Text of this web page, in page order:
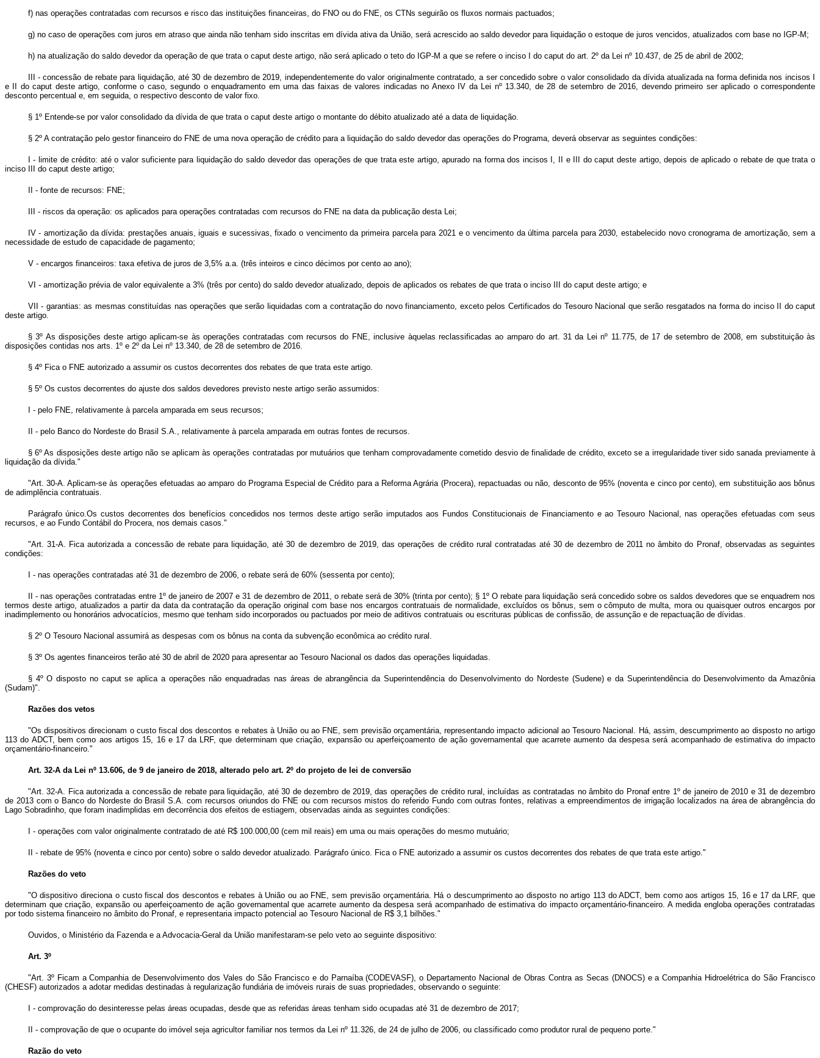
f) nas operações contratadas com recursos e risco das instituições financeiras, do FNO ou do FNE, os CTNs seguirão os fluxos normais pactuados;
g) no caso de operações com juros em atraso que ainda não tenham sido inscritas em dívida ativa da União, será acrescido ao saldo devedor para liquidação o estoque de juros vencidos, atualizados com base no IGP-M;
h) na atualização do saldo devedor da operação de que trata o caput deste artigo, não será aplicado o teto do IGP-M a que se refere o inciso I do caput do art. 2º da Lei nº 10.437, de 25 de abril de 2002;
III - concessão de rebate para liquidação, até 30 de dezembro de 2019, independentemente do valor originalmente contratado, a ser concedido sobre o valor consolidado da dívida atualizada na forma definida nos incisos I
e II do caput deste artigo, conforme o caso, segundo o enquadramento em uma das faixas de valores indicadas no Anexo IV da Lei nº 13.340, de 28 de setembro de 2016, devendo primeiro ser aplicado o correspondente
desconto percentual e, em seguida, o respectivo desconto de valor fixo.
§ 1º Entende-se por valor consolidado da dívida de que trata o caput deste artigo o montante do débito atualizado até a data de liquidação.
§ 2º A contratação pelo gestor financeiro do FNE de uma nova operação de crédito para a liquidação do saldo devedor das operações do Programa, deverá observar as seguintes condições:
I - limite de crédito: até o valor suficiente para liquidação do saldo devedor das operações de que trata este artigo, apurado na forma dos incisos I, II e III do caput deste artigo, depois de aplicado o rebate de que trata o
inciso III do caput deste artigo;
II - fonte de recursos: FNE;
III - riscos da operação: os aplicados para operações contratadas com recursos do FNE na data da publicação desta Lei;
IV - amortização da dívida: prestações anuais, iguais e sucessivas, fixado o vencimento da primeira parcela para 2021 e o vencimento da última parcela para 2030, estabelecido novo cronograma de amortização, sem a
necessidade de estudo de capacidade de pagamento;
V - encargos financeiros: taxa efetiva de juros de 3,5% a.a. (três inteiros e cinco décimos por cento ao ano);
VI - amortização prévia de valor equivalente a 3% (três por cento) do saldo devedor atualizado, depois de aplicados os rebates de que trata o inciso III do caput deste artigo; e
VII - garantias: as mesmas constituídas nas operações que serão liquidadas com a contratação do novo financiamento, exceto pelos Certificados do Tesouro Nacional que serão resgatados na forma do inciso II do caput
deste artigo.
§ 3º As disposições deste artigo aplicam-se às operações contratadas com recursos do FNE, inclusive àquelas reclassificadas ao amparo do art. 31 da Lei nº 11.775, de 17 de setembro de 2008, em substituição às
disposições contidas nos arts. 1º e 2º da Lei nº 13.340, de 28 de setembro de 2016.
§ 4º Fica o FNE autorizado a assumir os custos decorrentes dos rebates de que trata este artigo.
§ 5º Os custos decorrentes do ajuste dos saldos devedores previsto neste artigo serão assumidos:
I - pelo FNE, relativamente à parcela amparada em seus recursos;
II - pelo Banco do Nordeste do Brasil S.A., relativamente à parcela amparada em outras fontes de recursos.
§ 6º As disposições deste artigo não se aplicam às operações contratadas por mutuários que tenham comprovadamente cometido desvio de finalidade de crédito, exceto se a irregularidade tiver sido sanada previamente à
liquidação da dívida."
"Art. 30-A. Aplicam-se às operações efetuadas ao amparo do Programa Especial de Crédito para a Reforma Agrária (Procera), repactuadas ou não, desconto de 95% (noventa e cinco por cento), em substituição aos bônus
de adimplência contratuais.
Parágrafo único.Os custos decorrentes dos benefícios concedidos nos termos deste artigo serão imputados aos Fundos Constitucionais de Financiamento e ao Tesouro Nacional, nas operações efetuadas com seus
recursos, e ao Fundo Contábil do Procera, nos demais casos."
"Art. 31-A. Fica autorizada a concessão de rebate para liquidação, até 30 de dezembro de 2019, das operações de crédito rural contratadas até 30 de dezembro de 2011 no âmbito do Pronaf, observadas as seguintes
condições:
I - nas operações contratadas até 31 de dezembro de 2006, o rebate será de 60% (sessenta por cento);
II - nas operações contratadas entre 1º de janeiro de 2007 e 31 de dezembro de 2011, o rebate será de 30% (trinta por cento); § 1º O rebate para liquidação será concedido sobre os saldos devedores que se enquadrem nos
termos deste artigo, atualizados a partir da data da contratação da operação original com base nos encargos contratuais de normalidade, excluídos os bônus, sem o cômputo de multa, mora ou quaisquer outros encargos por
inadimplemento ou honorários advocatícios, mesmo que tenham sido incorporados ou pactuados por meio de aditivos contratuais ou escrituras públicas de confissão, de assunção e de repactuação de dívidas.
§ 2º O Tesouro Nacional assumirá as despesas com os bônus na conta da subvenção econômica ao crédito rural.
§ 3º Os agentes financeiros terão até 30 de abril de 2020 para apresentar ao Tesouro Nacional os dados das operações liquidadas.
§ 4º O disposto no caput se aplica a operações não enquadradas nas áreas de abrangência da Superintendência do Desenvolvimento do Nordeste (Sudene) e da Superintendência do Desenvolvimento da Amazônia
(Sudam)".
Razões dos vetos
"Os dispositivos direcionam o custo fiscal dos descontos e rebates à União ou ao FNE, sem previsão orçamentária, representando impacto adicional ao Tesouro Nacional. Há, assim, descumprimento ao disposto no artigo
113 do ADCT, bem como aos artigos 15, 16 e 17 da LRF, que determinam que criação, expansão ou aperfeiçoamento de ação governamental que acarrete aumento da despesa será acompanhado de estimativa do impacto
orçamentário-financeiro."
Art. 32-A da Lei nº 13.606, de 9 de janeiro de 2018, alterado pelo art. 2º do projeto de lei de conversão
"Art. 32-A. Fica autorizada a concessão de rebate para liquidação, até 30 de dezembro de 2019, das operações de crédito rural, incluídas as contratadas no âmbito do Pronaf entre 1º de janeiro de 2010 e 31 de dezembro
de 2013 com o Banco do Nordeste do Brasil S.A. com recursos oriundos do FNE ou com recursos mistos do referido Fundo com outras fontes, relativas a empreendimentos de irrigação localizados na área de abrangência do
Lago Sobradinho, que foram inadimplidas em decorrência dos efeitos de estiagem, observadas ainda as seguintes condições:
I - operações com valor originalmente contratado de até R$ 100.000,00 (cem mil reais) em uma ou mais operações do mesmo mutuário;
II - rebate de 95% (noventa e cinco por cento) sobre o saldo devedor atualizado. Parágrafo único. Fica o FNE autorizado a assumir os custos decorrentes dos rebates de que trata este artigo."
Razões do veto
"O dispositivo direciona o custo fiscal dos descontos e rebates à União ou ao FNE, sem previsão orçamentária. Há o descumprimento ao disposto no artigo 113 do ADCT, bem como aos artigos 15, 16 e 17 da LRF, que
determinam que criação, expansão ou aperfeiçoamento de ação governamental que acarrete aumento da despesa será acompanhado de estimativa do impacto orçamentário-financeiro. A medida engloba operações contratadas
por todo sistema financeiro no âmbito do Pronaf, e representaria impacto potencial ao Tesouro Nacional de R$ 3,1 bilhões."
Ouvidos, o Ministério da Fazenda e a Advocacia-Geral da União manifestaram-se pelo veto ao seguinte dispositivo:
Art. 3º
"Art. 3º Ficam a Companhia de Desenvolvimento dos Vales do São Francisco e do Parnaíba (CODEVASF), o Departamento Nacional de Obras Contra as Secas (DNOCS) e a Companhia Hidroelétrica do São Francisco
(CHESF) autorizados a adotar medidas destinadas à regularização fundiária de imóveis rurais de suas propriedades, observando o seguinte:
I - comprovação do desinteresse pelas áreas ocupadas, desde que as referidas áreas tenham sido ocupadas até 31 de dezembro de 2017;
II - comprovação de que o ocupante do imóvel seja agricultor familiar nos termos da Lei nº 11.326, de 24 de julho de 2006, ou classificado como produtor rural de pequeno porte."
Razão do veto